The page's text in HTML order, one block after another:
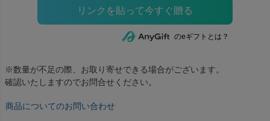
のeギフトとは？
※数量が不足の際、お取り寄せできる場合がございます。
確認いたしますのでお問合せください。
商品についてのお問い合わせ